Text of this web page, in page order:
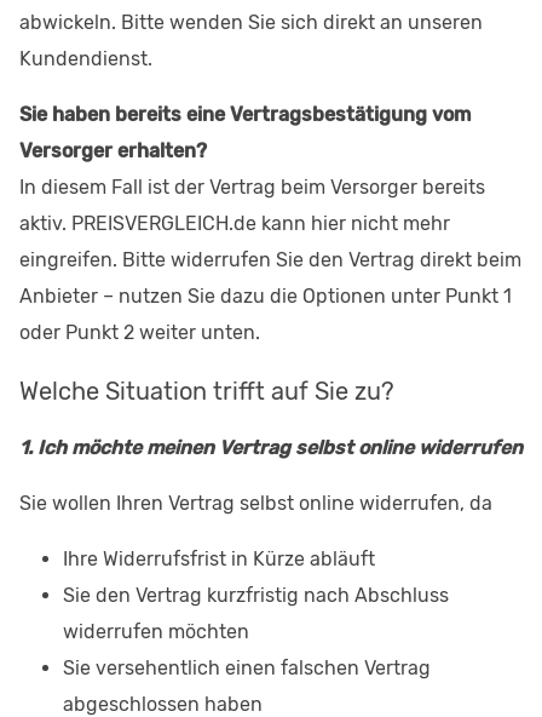
abwickeln. Bitte wenden Sie sich direkt an unseren
Kundendienst.
Sie haben bereits eine Vertragsbestätigung vom
Versorger erhalten?
In diesem Fall ist der Vertrag beim Versorger bereits
aktiv. PREISVERGLEICH.de kann hier nicht mehr
eingreifen. Bitte widerrufen Sie den Vertrag direkt beim
Anbieter – nutzen Sie dazu die Optionen unter Punkt 1
oder Punkt 2 weiter unten.
Welche Situation trifft auf Sie zu?
1. Ich möchte meinen Vertrag selbst online widerrufen
Sie wollen Ihren Vertrag selbst online widerrufen, da
Ihre Widerrufsfrist in Kürze abläuft
Sie den Vertrag kurzfristig nach Abschluss
widerrufen möchten
Sie versehentlich einen falschen Vertrag
abgeschlossen haben